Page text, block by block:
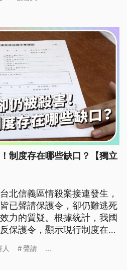
羈押獲准，等本案執行完畢
制度存在哪些缺口？【獨立
北信義區情殺案接連發生，
已聲請保護令，卻仍難逃死
力的質疑。根據統計，我國
保護令，顯示現行制度在執
施，但唯有從聲請流程、司
人 聲請 ...